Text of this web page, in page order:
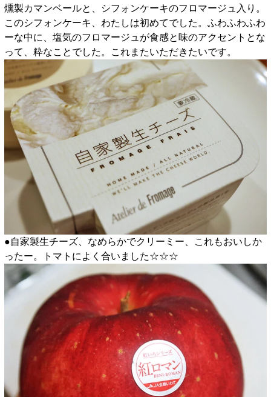
燻製カマンベールと、シフォンケーキのフロマージュ入り。
このシフォンケーキ、わたしは初めてでした。ふわふわふわ
ーな中に、塩気のフロマージュが食感と味のアクセントとな
って、粋なことでした。これまたいただきたいです。
●自家製生チーズ、なめらかでクリーミー、これもおいしか
ったー。トマトによく合いました☆☆☆